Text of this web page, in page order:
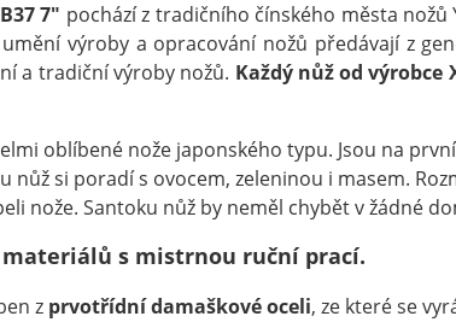
7" pochází z tradičního čínského města
výroby a opracování nožů předávají z
a tradiční výroby nožů. Každý nůž od výrobce
oblíbené nože japonského typu. Jsou na
nůž si poradí s ovocem, zeleninou i masem.
nože. Santoku nůž by neměl chybět v žádné
s mistrnou ruční prací.
z prvotřídní damaškové oceli, ze které se